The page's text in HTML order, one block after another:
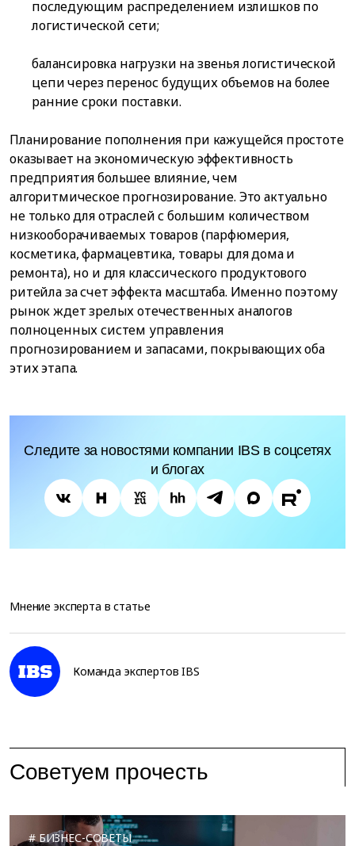
последующим распределением излишков по
логистической сети;
балансировка нагрузки на звенья логистической
цепи через перенос будущих объемов на более
ранние сроки поставки.
Планирование пополнения при кажущейся простоте
оказывает на экономическую эффективность
предприятия большее влияние, чем
алгоритмическое прогнозирование. Это актуально
не только для отраслей с большим количеством
низкооборачиваемых товаров (парфюмерия,
косметика, фармацевтика, товары для дома и
ремонта), но и для классического продуктового
ритейла за счет эффекта масштаба. Именно поэтому
рынок ждет зрелых отечественных аналогов
полноценных систем управления
прогнозированием и запасами, покрывающих оба
этих этапа.
Следите за новостями компании IBS в соцсетях
и блогах
Мнение эксперта в статье
Команда экспертов IBS
Советуем прочесть
БИЗНЕС-СОВЕТЫ